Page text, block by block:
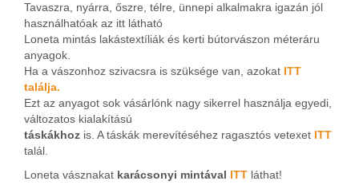
Tavaszra, nyárra, őszre, télre, ünnepi alkalmakra igazán jól
használhatóak az itt látható
Loneta mintás lakástextíliák és kerti bútorvászon méteráru
anyagok.
Ha a vászonhoz szivacsra is szüksége van, azokat ITT
találja.
Ezt az anyagot sok vásárlónk nagy sikerrel használja egyedi,
változatos kialakítású
táskákhoz is. A táskák merevítéséhez ragasztós vetexet ITT
talál.
Loneta vásznakat karácsonyi mintával ITT láthat!